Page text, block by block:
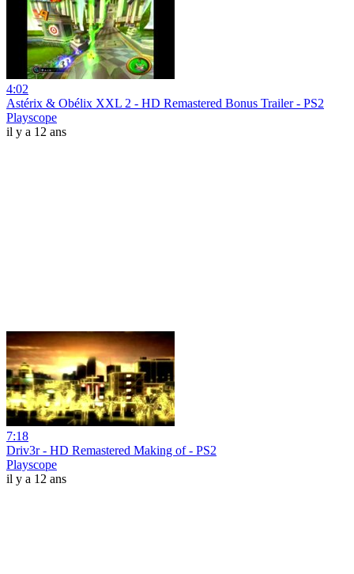
4:02
Astérix & Obélix XXL 2 - HD Remastered Bonus Trailer - PS2
Playscope
il y a 12 ans
7:18
Driv3r - HD Remastered Making of - PS2
Playscope
il y a 12 ans